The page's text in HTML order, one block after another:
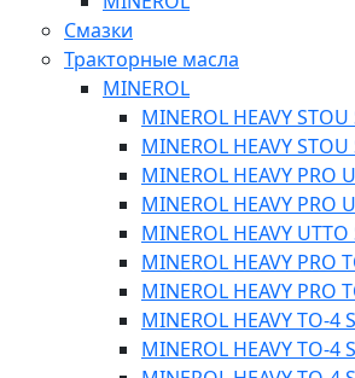
Смазки
Тракторные масла
MINEROL
MINEROL HEAVY
MINEROL HEAVY
MINEROL HEAVY PRO
MINEROL HEAVY PRO
MINEROL HEAVY
MINEROL HEAVY PRO
MINEROL HEAVY PRO
MINEROL HEAVY TO-4
MINEROL HEAVY TO-4